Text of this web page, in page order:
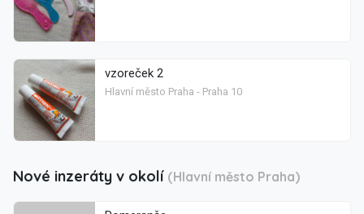
vzoreček 2
Hlavní město Praha - Praha 10
Nové inzeráty v okolí (Hlavní město Praha)